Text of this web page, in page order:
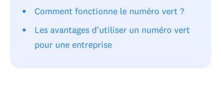
Comment fonctionne le numéro vert ?
Les avantages d'utiliser un numéro vert
pour une entreprise